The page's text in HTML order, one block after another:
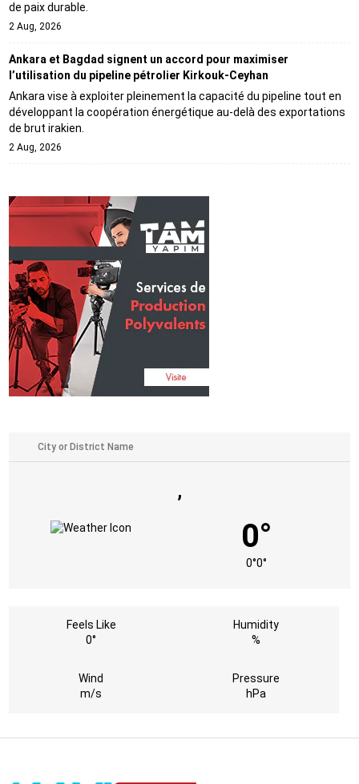
de paix durable.
2 Aug, 2026
Ankara et Bagdad signent un accord pour maximiser
l’utilisation du pipeline pétrolier Kirkouk-Ceyhan
Ankara vise à exploiter pleinement la capacité du pipeline tout en
développant la coopération énergétique au-delà des exportations
de brut irakien.
2 Aug, 2026
,
0°
0°0°
Feels Like
0°
Humidity
%
Wind
m/s
Pressure
hPa